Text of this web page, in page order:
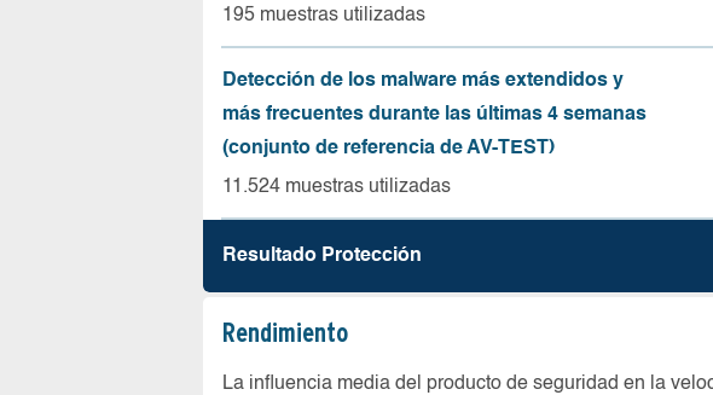
195 muestras utilizadas
Detección de los malware más extendidos y
más frecuentes durante las últimas 4 semanas
(conjunto de referencia de AV-TEST)
11.524 muestras utilizadas
Resultado Protección
Rendimiento
La influencia media del producto de seguridad en la